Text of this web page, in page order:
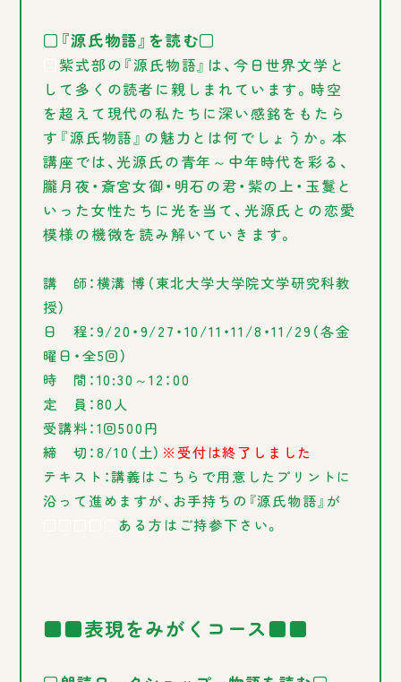
□『源氏物語』を読む□
□紫式部の『源氏物語』は、今日世界文学と
して多くの読者に親しまれています。時空
を超えて現代の私たちに深い感銘をもたら
す『源氏物語』の魅力とは何でしょうか。本
講座では、光源氏の青年～中年時代を彩る、
朧月夜・斎宮女御・明石の君・紫の上・玉鬘と
いった女性たちに光を当て、光源氏との恋愛
模様の機微を読み解いていきます。
講 師：横溝 博（東北大学大学院文学研究科教
授）
日 程：9/20・9/27・10/11・11/8・11/29（各金
曜日・全5回）
時 間：10:30～12：00
定 員：80人
受講料：1回500円
締 切：8/10（土） ※受付は終了しました
テキスト：講義はこちらで用意したプリントに
沿って進めますが、お手持ちの『源氏物語』が
ある方はご持参下さい。
■■表現をみがくコース■■